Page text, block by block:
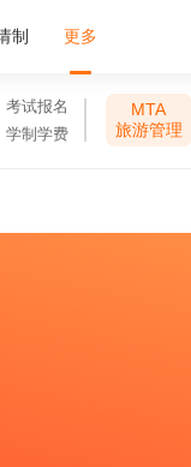
制 更多
考试报名
学制学费
MTA
旅游管理